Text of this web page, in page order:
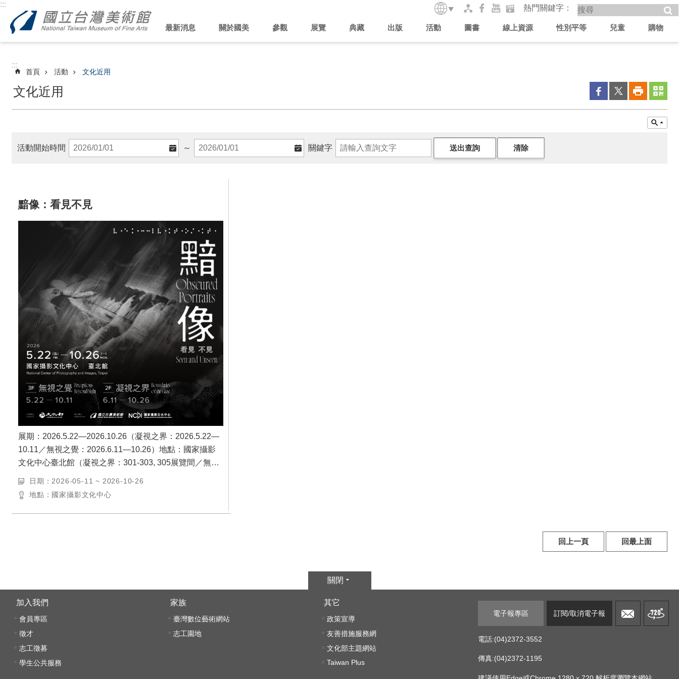
跳到主要內容區塊
::: 熱門關鍵字
最新消息 關於國美 參觀 展覽 典藏 出版 活動 圖書 線上資源 性別平等 兒童 購物
:::
首頁 活動 文化近用
文化近用
活動開始時間 ～ 關鍵字
黯像：看見不見
展期：2026.5.22—2026.10.26（凝視之界：2026.5.22—
10.11／無視之覺：2026.6.11—10.26）地點：國家攝影
文化中心臺北館（凝視之界：301-303, 305展覽間／無視
之覺：201-203展覽間）...
日期：2026-05-11 ~ 2026-10-26
地點：國家攝影文化中心
回上一頁 回最上面
關閉
加入我們
會員專區
徵才
志工徵募
學生公共服務
家族
臺灣數位藝術網站
志工園地
其它
政策宣導
友善措施服務網
文化部主題網站
Taiwan Plus
電子報專區 訂閱/取消電子報
電話:(04)2372-3552
傳真:(04)2372-1195